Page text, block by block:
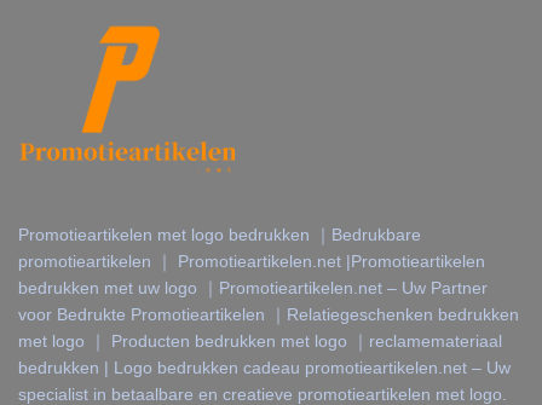
Promotieartikelen met logo bedrukken ｜Bedrukbare
promotieartikelen ｜ Promotieartikelen.net |Promotieartikelen
bedrukken met uw logo ｜Promotieartikelen.net – Uw Partner
voor Bedrukte Promotieartikelen ｜Relatiegeschenken bedrukken
met logo ｜ Producten bedrukken met logo ｜reclamemateriaal
bedrukken | Logo bedrukken cadeau promotieartikelen.net – Uw
specialist in betaalbare en creatieve promotieartikelen met logo.